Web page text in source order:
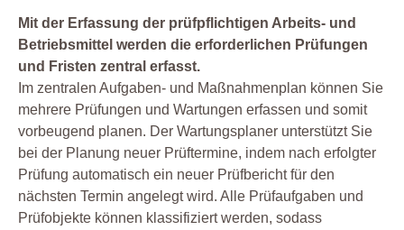
Mit der Erfassung der prüfpflichtigen Arbeits- und
Betriebsmittel werden die erforderlichen Prüfungen
und Fristen zentral erfasst.
Im zentralen Aufgaben- und Maßnahmenplan können Sie
mehrere Prüfungen und Wartungen erfassen und somit
vorbeugend planen. Der Wartungsplaner unterstützt Sie
bei der Planung neuer Prüftermine, indem nach erfolgter
Prüfung automatisch ein neuer Prüfbericht für den
nächsten Termin angelegt wird. Alle Prüfaufgaben und
Prüfobjekte können klassifiziert werden, sodass